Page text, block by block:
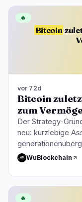
Bitcoin
🔥
vor 72d
Bitcoin
zum
Der Strategy-
neu: kurzlebige
WuBlockchain
🔥